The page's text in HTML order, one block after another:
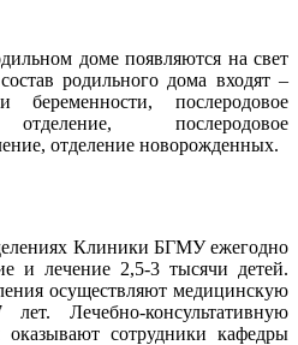
доме появляются на свет
родильного дома входят –
беременности, послеродовое
отделение, послеродовое
отделение новорожденных.
Клиники БГМУ ежегодно
и лечение 2,5-3 тысячи детей.
осуществляют медицинскую
Лечебно-консультативную
сотрудники кафедры